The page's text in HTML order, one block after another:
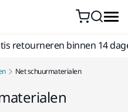
Doorgaan naar inhoud
retourneren binnen 14
Net schuurmaterialen